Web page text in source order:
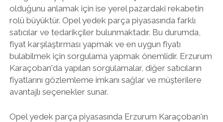
olduğunu anlamak için ise yerel pazardaki rekabetin
rolü büyüktür. Opel yedek parça piyasasında farklı
satıcılar ve tedarikçiler bulunmaktadır. Bu durumda,
fiyat karşılaştırması yapmak ve en uygun fiyatı
bulabilmek için sorgulama yapmak önemlidir. Erzurum
Karaçoban'da yapılan sorgulamalar, diğer satıcıların
fiyatlarını gözlemleme imkanı sağlar ve müşterilere
avantajlı seçenekler sunar.
Opel yedek parça piyasasında Erzurum Karaçoban'ın